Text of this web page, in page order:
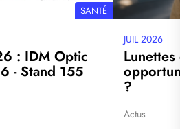
THÉMATIQUE
SANTÉ
: IDM Optic
- Stand 155
Date
mise
à
jour
JUIL 2026
?
Tags
Actus